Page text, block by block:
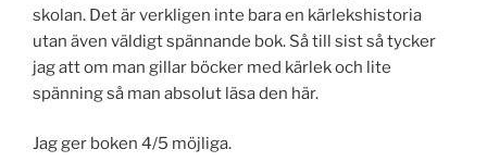
skolan. Det är verkligen inte bara en kärlekshistoria
utan även väldigt spännande bok. Så till sist så tycker
jag att om man gillar böcker med kärlek och lite
spänning så man absolut läsa den här.
Jag ger boken 4/5 möjliga.